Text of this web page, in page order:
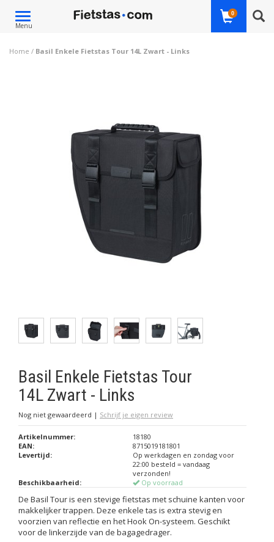
Toggle
navigation
Menu
0
Home / Basil Enkele Fietstas Tour 14L Zwart - Links
Basil Enkele Fietstas Tour
14L Zwart - Links
Nog niet gewaardeerd | Schrijf je eigen review
Artikelnummer:
18180
EAN:
8715019181801
Levertijd:
Op werkdagen en zondag voor
22:00 besteld = vandaag
verzonden!
Beschikbaarheid:
Op voorraad
De Basil Tour is een stevige fietstas met schuine kanten voor
makkelijker trappen. Deze enkele tas is extra stevig en
voorzien van reflectie en het Hook On-systeem. Geschikt
voor de linkerzijde van de bagagedrager.